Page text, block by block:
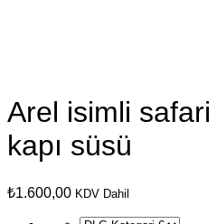
Arel isimli
kapı süsü
₺1.600,00 KDV Dahil